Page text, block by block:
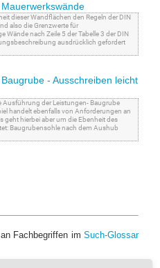
dieser Wandflächen den Regeln der DIN
also die Grenzwerte für
Wände nach Zeile 5 der Tabelle 3 der DIN
ausdrücklich gefordert
- Ausschreiben leicht
der Leistungen- Baugrube
handelt ebenfalls von Anforderungen an
geht hierbei aber um die Ebenheit des
Baugrubensohle nach dem Aushub
Fachbegriffen im Such-Glossar